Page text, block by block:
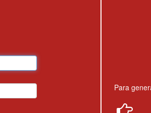
Para